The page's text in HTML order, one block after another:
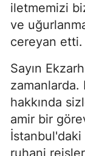
iletmemizi
ve
cereyan etti.
Sayın
hakkında
amir bir
ruhani